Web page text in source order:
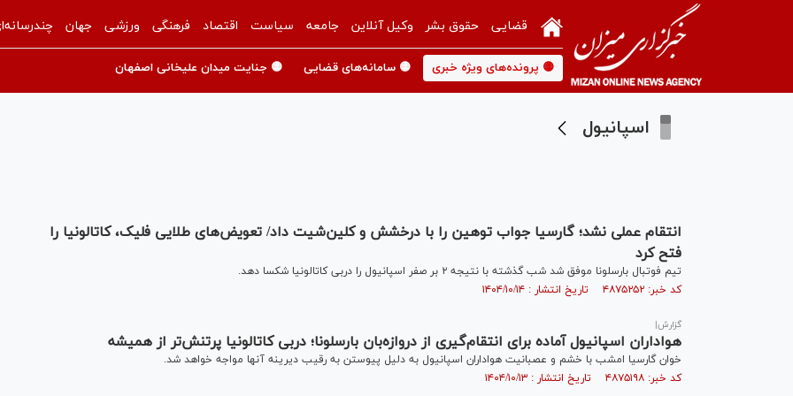
قضایی حقوق بشر وکیل آنلاین جامعه سیاست اقتصاد فرهنگی ورزشی جهان
🟡 پرونده‌های ویژه خبری 🟡 سامانه‌های قضایی 🟡 جنایت میدان علیخانی اصفهان
اسپانیول
انتقام عملی نشد؛ گارسیا جواب توهین را با درخشش و کلین‌شیت داد/ تعویض‌های طلایی فلیک، کاتالونیا را
فتح کرد
تیم فوتبال بارسلونا موفق شد شب گذشته با نتیجه ۲ بر صفر اسپانیول را دربی کاتالونیا شکسا دهد.
کد خبر: ۴۸۷۵۲۵۲ تاریخ انتشار : ۱۴۰۴/۱۰/۱۴
گزارش|
هواداران اسپانیول آماده برای انتقام‌گیری از دروازه‌بان بارسلونا؛ دربی کاتالونیا پرتنش‌تر از همیشه
خوان گارسیا امشب با خشم و عصبانیت هواداران اسپانیول به دلیل پیوستن به رقیب دیرینه آنها مواجه خواهد شد.
کد خبر: ۴۸۷۵۱۹۸ تاریخ انتشار : ۱۴۰۴/۱۰/۱۳